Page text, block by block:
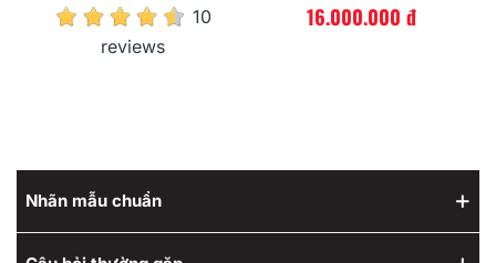
10
reviews
16.000.000 đ
Nhãn mẫu chuẩn